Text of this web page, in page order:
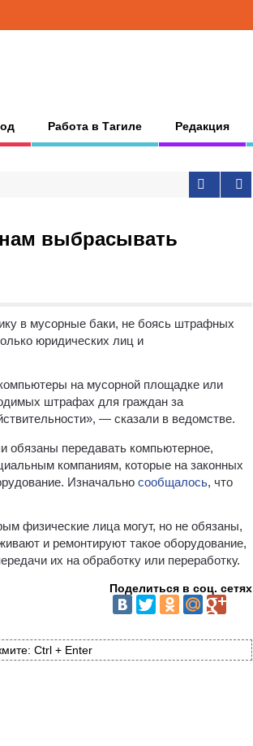
Работа в Тагиле Редакция
выбрасывать
в мусорные баки, не боясь штрафных
юридических лиц и
на мусорной площадке или
штрафах для граждан за
— сказали в ведомстве.
обязаны передавать компьютерное,
компаниям, которые на законных
Изначально сообщалось, что
физические лица могут, но не обязаны,
и ремонтируют такое оборудование,
их на обработку или переработку.
Поделиться в соц. сетях
Ctrl + Enter